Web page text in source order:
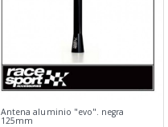
Antena aluminio "evo". negra
125mm